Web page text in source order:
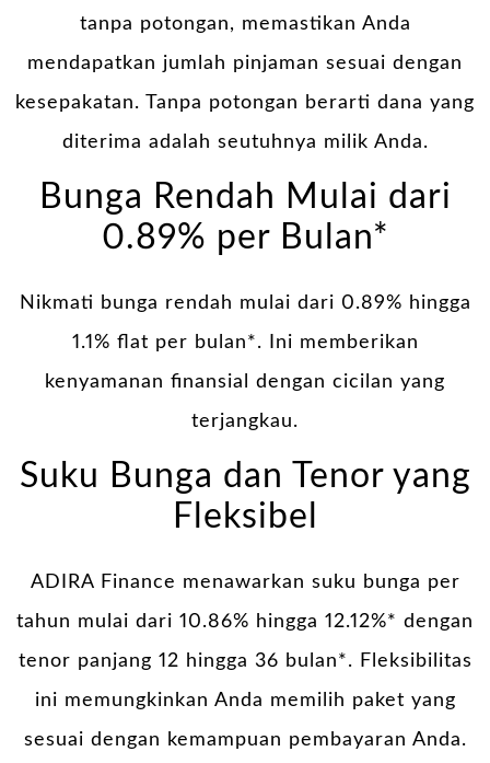
tanpa potongan, memastikan Anda
mendapatkan jumlah pinjaman sesuai dengan
kesepakatan. Tanpa potongan berarti dana yang
diterima adalah seutuhnya milik Anda.
Bunga Rendah Mulai dari
0.89% per Bulan*
Nikmati bunga rendah mulai dari 0.89% hingga
1.1% flat per bulan*. Ini memberikan
kenyamanan finansial dengan cicilan yang
terjangkau.
Suku Bunga dan Tenor yang
Fleksibel
ADIRA Finance menawarkan suku bunga per
tahun mulai dari 10.86% hingga 12.12%* dengan
tenor panjang 12 hingga 36 bulan*. Fleksibilitas
ini memungkinkan Anda memilih paket yang
sesuai dengan kemampuan pembayaran Anda.